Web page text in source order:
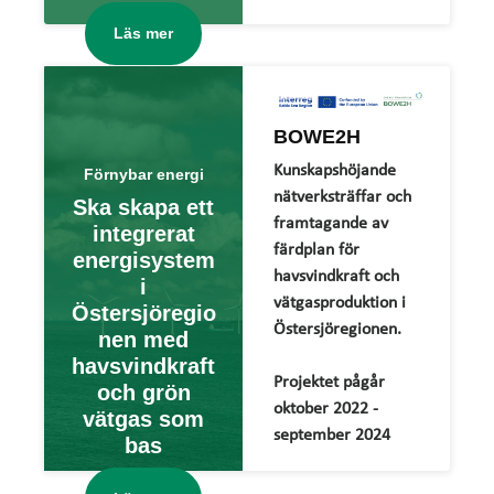
Läs mer
Förnybar energi
Ska skapa ett
integrerat
energisystem
i
Östersjöregio
nen med
havsvindkraft
och grön
vätgas som
bas
BOWE2H
Kunskapshöjande
nätverksträffar och
framtagande av
färdplan för
havsvindkraft och
vätgasproduktion i
Östersjöregionen.
Projektet pågår
oktober 2022 -
september 2024